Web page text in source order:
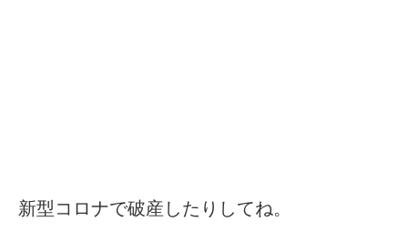
新型コロナで破産したりしてね。